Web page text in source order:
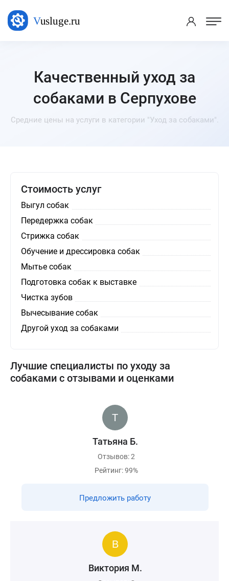
Качественный уход за
собаками в Серпухове
Средние цены на услуги в категории "Уход за собаками".
Стоимость услуг
Выгул собак
Передержка собак
Стрижка собак
Обучение и дрессировка собак
Мытье собак
Подготовка собак к выставке
Чистка зубов
Вычесывание собак
Другой уход за собаками
Лучшие специалисты по уходу за
собаками с отзывами и оценками
Татьяна Б.
Отзывов: 2
Рейтинг: 99%
Предложить работу
Виктория М.